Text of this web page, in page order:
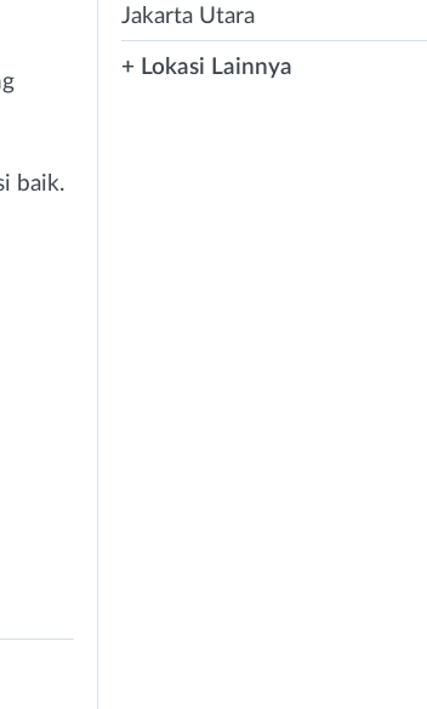
baik.
Jakarta Utara
+ Lokasi Lainnya